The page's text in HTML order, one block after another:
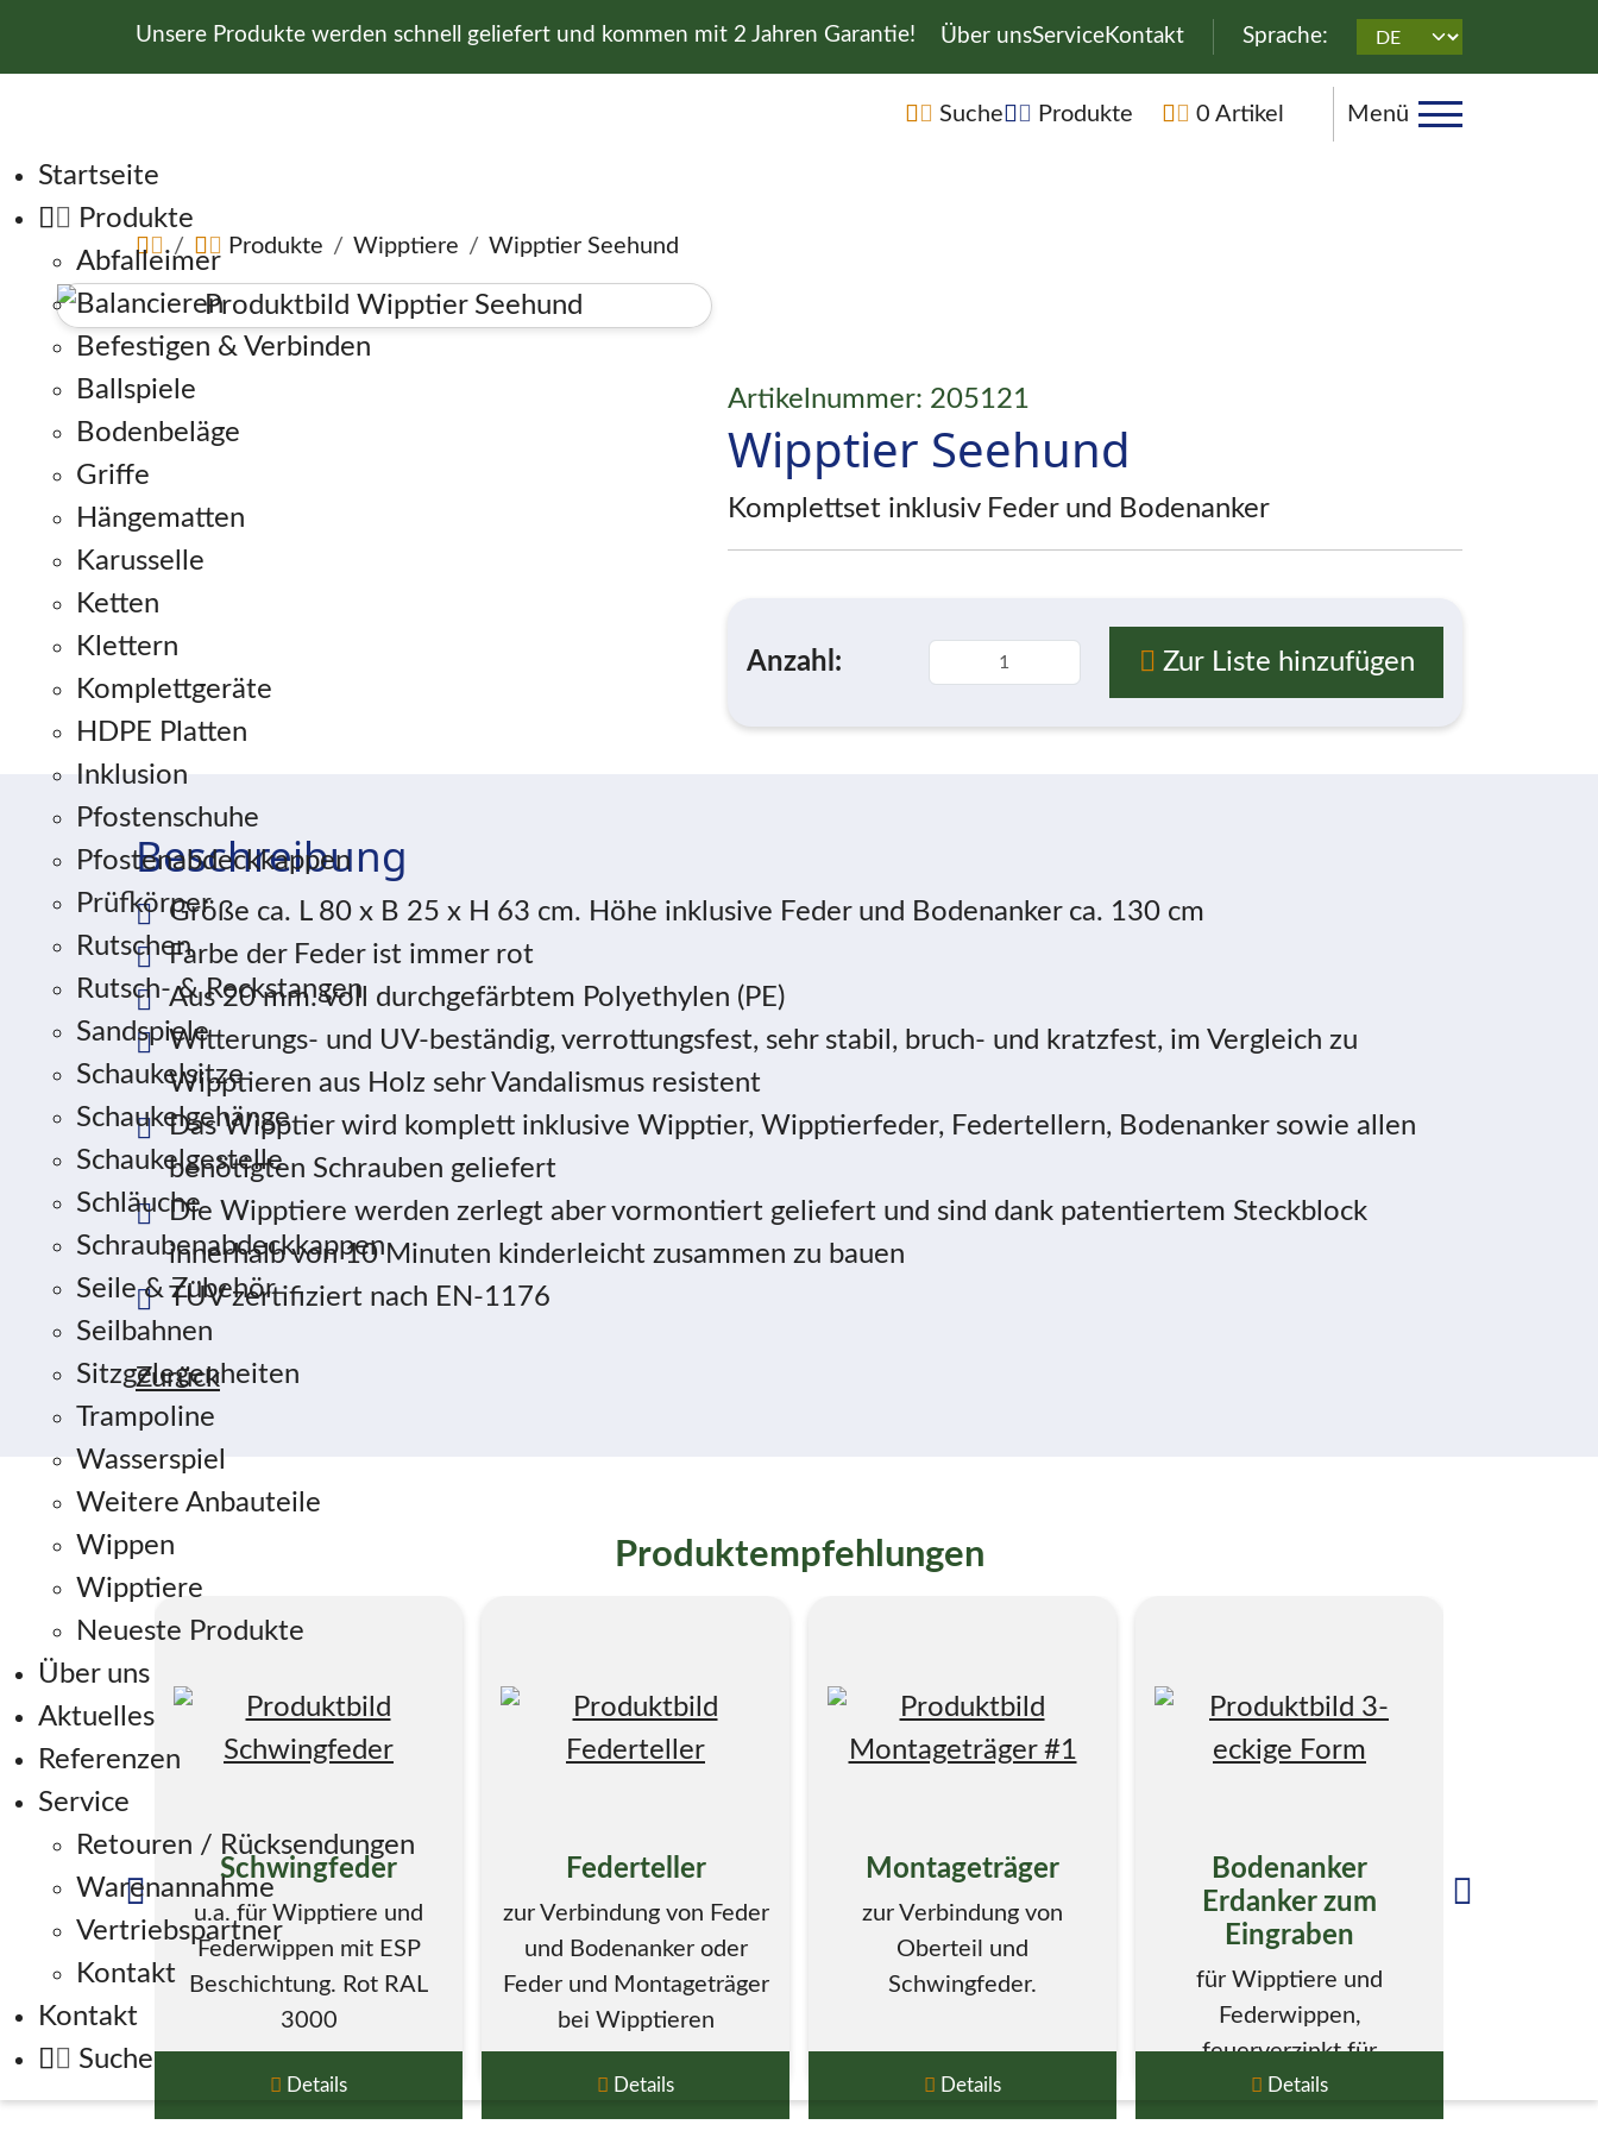
Unsere Produkte werden schnell geliefert und kommen mit 2 Jahren Garantie! Navigation überspringen
Über unsServiceKontakt Sprache:
Navigation überspringen
Suche Produkte 0 Artikel Menü
Navigation überspringen
Startseite
Produkte
Abfalleimer
Balancieren
Befestigen & Verbinden
Ballspiele
Bodenbeläge
Griffe
Hängematten
Karusselle
Ketten
Klettern
Komplettgeräte
HDPE Platten
Inklusion
Pfostenschuhe
Pfostenabdeckkappen
Prüfkörper
Rutschen
Rutsch- & Reckstangen
Sandspiele
Schaukelsitze
Schaukelgehänge
Schaukelgestelle
Schläuche
Schraubenabdeckkappen
Seile & Zubehör
Seilbahnen
Sitzgelegenheiten
Trampoline
Wasserspiel
Weitere Anbauteile
Wippen
Wipptiere
Neueste Produkte
Über uns
Aktuelles
Referenzen
Service
Retouren / Rücksendungen
Warenannahme
Vertriebspartner
Kontakt
Kontakt
Suche
Produkte Wipptiere Wipptier Seehund
Artikelnummer: 205121
Wipptier Seehund
Komplettset inklusiv Feder und Bodenanker
Anzahl: Zur Liste hinzufügen
Beschreibung
Größe ca. L 80 x B 25 x H 63 cm. Höhe inklusive Feder und Bodenanker ca. 130 cm
Farbe der Feder ist immer rot
Aus 20 mm. voll durchgefärbtem Polyethylen (PE)
Witterungs- und UV-beständig, verrottungsfest, sehr stabil, bruch- und kratzfest, im Vergleich zu
Wipptieren aus Holz sehr Vandalismus resistent
Das Wipptier wird komplett inklusive Wipptier, Wipptierfeder, Federtellern, Bodenanker sowie allen
benötigten Schrauben geliefert
Die Wipptiere werden zerlegt aber vormontiert geliefert und sind dank patentiertem Steckblock
innerhalb von 10 Minuten kinderleicht zusammen zu bauen
TÜV zertifiziert nach EN-1176
Zurück
Produktempfehlungen
Schwingfeder
u.a. für Wipptiere und
Federwippen mit ESP
Beschichtung. Rot RAL
3000
Details
Federteller
zur Verbindung von Feder
und Bodenanker oder
Feder und Montageträger
bei Wipptieren
Details
Montageträger
zur Verbindung von
Oberteil und
Schwingfeder.
Details
Bodenanker
Erdanker zum
Eingraben
für Wipptiere und
Federwippen,
feuerverzinkt für
Schwingfedern, dreieckig
oder viereckig.
Details